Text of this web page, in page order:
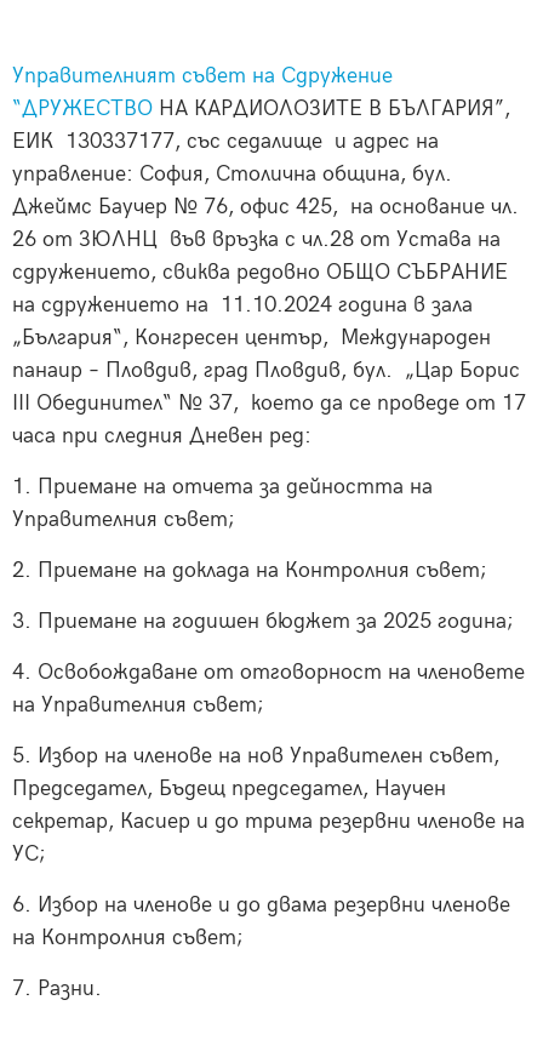
Управителният съвет на Сдружение
“ДРУЖЕСТВО НА КАРДИОЛОЗИТЕ В БЪЛГАРИЯ”,
ЕИК 130337177, със седалище и адрес на
управление: София, Столична община, бул.
Джеймс Баучер № 76, офис 425, на основание чл.
26 от ЗЮЛНЦ във връзка с чл.28 от Устава на
сдружението, свиква редовно ОБЩО СЪБРАНИЕ
на сдружението на 11.10.2024 година в зала
„България“, Конгресен център, Международен
панаир – Пловдив, град Пловдив, бул. „Цар Борис
III Обединител“ № 37, което да се проведе от 17
часа при следния Дневен ред:
1. Приемане на отчета за дейността на
Управителния съвет;
2. Приемане на доклада на Контролния съвет;
3. Приемане на годишен бюджет за 2025 година;
4. Освобождаване от отговорност на членовете
на Управителния съвет;
5. Избор на членове на нов Управителен съвет,
Председател, Бъдещ председател, Научен
секретар, Касиер и до трима резервни членове на
УС;
6. Избор на членове и до двама резервни членове
на Контролния съвет;
7. Разни.